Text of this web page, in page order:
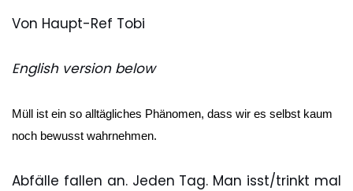
Von Haupt-Ref Tobi
English version below
Müll ist ein so alltägliches Phänomen, dass wir es selbst kaum
noch bewusst wahrnehmen.
Abfälle fallen an. Jeden Tag. Man isst/trinkt mal